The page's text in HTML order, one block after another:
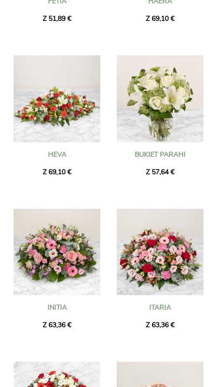
Z 51,89 €
Z 69,10 €
HEVA
Z 69,10 €
BUKIET PARAHI
Z 57,64 €
INITIA
Z 63,36 €
ITARIA
Z 63,36 €